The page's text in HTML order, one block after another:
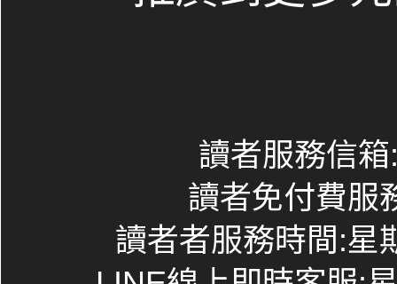
讀者服務信
讀者免付費服
讀者者服務時間:星